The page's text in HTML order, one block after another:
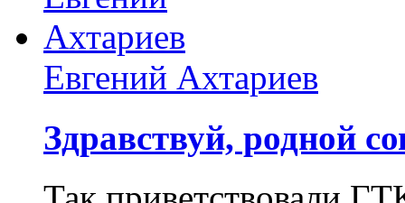
Евгений Ахтариев
Здравствуй, родной